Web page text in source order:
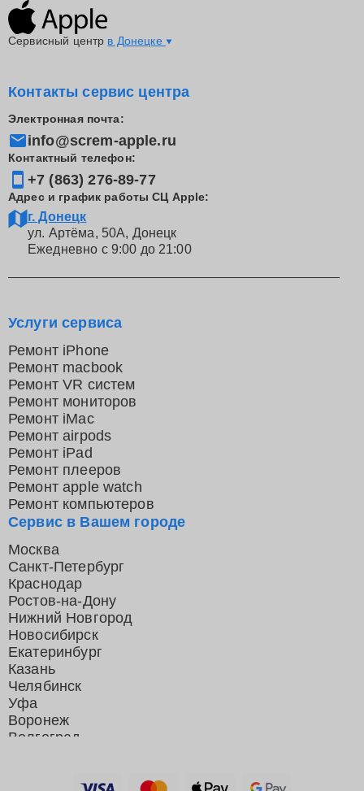
Сервисный центр в Донецке
Контакты сервис центра
Электронная почта:
info@screm-apple.ru
Контактный телефон:
+7 (863) 276-89-77
Адрес и график работы СЦ Apple:
г. Донецк
ул. Артёма, 50А, Донецк
Ежедневно с 9:00 до 21:00
Сервис в Вашем городе
Москва
Санкт-Петербург
Краснодар
Ростов-на-Дону
Нижний Новгород
Новосибирск
Екатеринбург
Казань
Челябинск
Уфа
Воронеж
Волгоград
Услуги сервиса
Ремонт iPhone
Ремонт macbook
Ремонт VR систем
Ремонт мониторов
Ремонт iMac
Ремонт airpods
Ремонт iPad
Ремонт плееров
Ремонт apple watch
Ремонт компьютеров